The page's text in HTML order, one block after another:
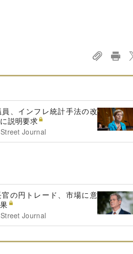
、インフレ統計手法の改
説明要求
Journal
の円トレード、市場に意
Journal